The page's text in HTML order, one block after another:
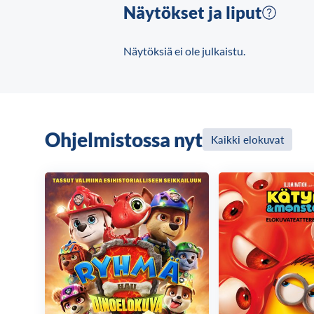
Näytökset ja liput
Näytöksiä ei ole julkaistu.
Ohjelmistossa nyt Kaikki elokuvat